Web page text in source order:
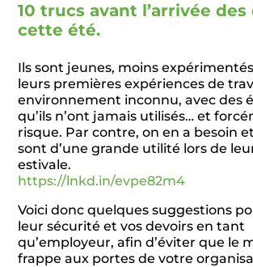
10 trucs avant l’arrivée
cette été.
Ils sont jeunes, moins
leurs premières expériences de
environnement inconnu, avec des
qu’ils n’ont jamais utilisés… et
risque. Par contre, on en a besoin
sont d’une grande utilité lors de
estivale.
https://lnkd.in/evpe82m4
Voici donc quelques suggestions
leur sécurité et vos devoirs en tant
qu’employeur, afin d’éviter que le
frappe aux portes de votre